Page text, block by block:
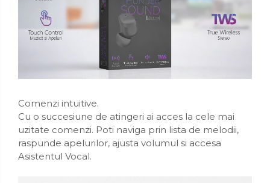
Comenzi intuitive.
Cu o succesiune de atingeri ai acces la cele mai
uzitate comenzi. Poti naviga prin lista de melodii,
raspunde apelurilor, ajusta volumul si accesa
Asistentul Vocal.